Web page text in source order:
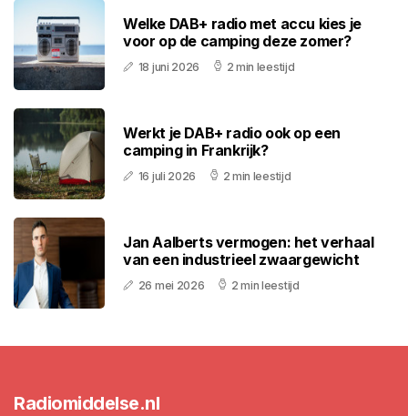
Welke DAB+ radio met accu kies je
voor op de camping deze zomer?
18 juni 2026 2 min leestijd
Werkt je DAB+ radio ook op een
camping in Frankrijk?
16 juli 2026 2 min leestijd
Jan Aalberts vermogen: het verhaal
van een industrieel zwaargewicht
26 mei 2026 2 min leestijd
Radiomiddelse.nl